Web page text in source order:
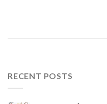
RECENT POSTS